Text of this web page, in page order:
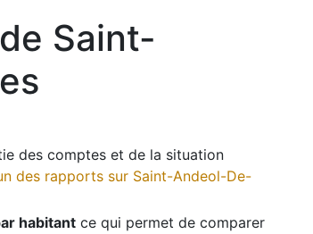
Saint-
des comptes et de la situation
des rapports sur Saint-Andeol-De-
habitant ce qui permet de comparer